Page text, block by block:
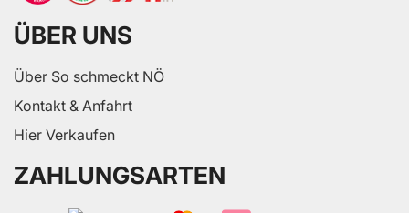
ÜBER UNS
Über So schmeckt NÖ
Kontakt & Anfahrt
Hier Verkaufen
ZAHLUNGSARTEN